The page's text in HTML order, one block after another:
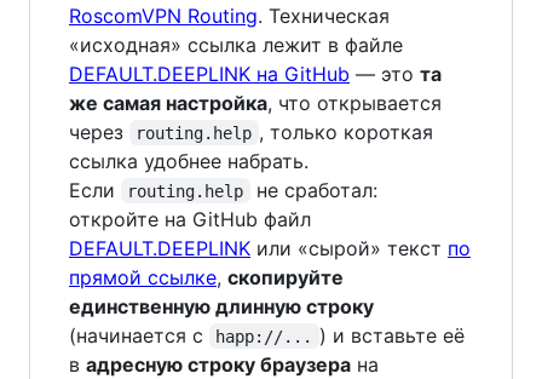
RoscomVPN Routing. Техническая
«исходная» ссылка лежит в файле
DEFAULT.DEEPLINK на GitHub — это та
же самая настройка, что открывается
через
routing.help , только короткая
ссылка удобнее набрать.
Если
routing.help
не сработал:
откройте на GitHub файл
DEFAULT.DEEPLINK или «сырой» текст по
прямой ссылке, скопируйте
единственную длинную строку
(начинается с
happ://...
) и вставьте её
в адресную строку браузера на